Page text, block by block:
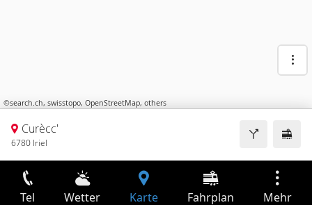
©search.ch, swisstopo, OpenStreetMap, others
Curècc'
6780 Iriel
Tel Wetter Karte Fahrplan Mehr